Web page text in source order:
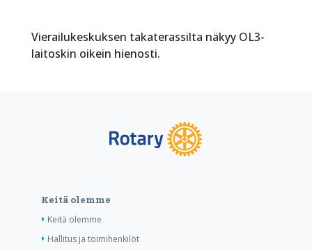
Vierailukeskuksen takaterassilta näkyy OL3-
laitoskin oikein hienosti.
Keitä olemme
Keitä olemme
Hallitus ja toimihenkilöt